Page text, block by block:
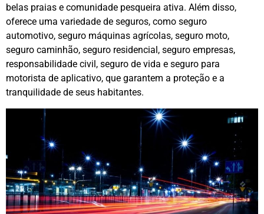
belas praias e comunidade pesqueira ativa. Além disso,
oferece uma variedade de seguros, como seguro
automotivo, seguro máquinas agrícolas, seguro moto,
seguro caminhão, seguro residencial, seguro empresas,
responsabilidade civil, seguro de vida e seguro para
motorista de aplicativo, que garantem a proteção e a
tranquilidade de seus habitantes.